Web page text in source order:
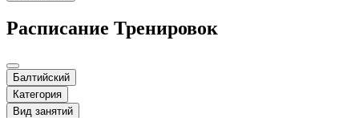
Расписание Тренировок
Балтийский
Категория
Вид занятий